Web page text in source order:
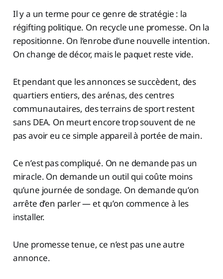
Il y a un terme pour ce genre de stratégie : la
régifting politique. On recycle une promesse. On la
repositionne. On l’enrobe d’une nouvelle intention.
On change de décor, mais le paquet reste vide.
Et pendant que les annonces se succèdent, des
quartiers entiers, des arénas, des centres
communautaires, des terrains de sport restent
sans DEA. On meurt encore trop souvent de ne
pas avoir eu ce simple appareil à portée de main.
Ce n’est pas compliqué. On ne demande pas un
miracle. On demande un outil qui coûte moins
qu’une journée de sondage. On demande qu’on
arrête d’en parler — et qu’on commence à les
installer.
Une promesse tenue, ce n’est pas une autre
annonce.